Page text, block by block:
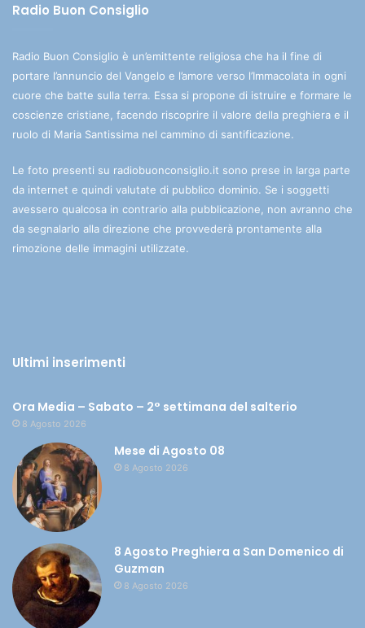
Radio Buon Consiglio
Radio Buon Consiglio è un’emittente religiosa che ha il fine di
portare l’annuncio del Vangelo e l’amore verso l’Immacolata in ogni
cuore che batte sulla terra. Essa si propone di istruire e formare le
coscienze cristiane, facendo riscoprire il valore della preghiera e il
ruolo di Maria Santissima nel cammino di santificazione.
Le foto presenti su radiobuonconsiglio.it sono prese in larga parte
da internet e quindi valutate di pubblico dominio. Se i soggetti
avessero qualcosa in contrario alla pubblicazione, non avranno che
da segnalarlo alla direzione che provvederà prontamente alla
rimozione delle immagini utilizzate.
Ultimi inserimenti
Ora Media – Sabato – 2° settimana del salterio
8 Agosto 2026
Mese di Agosto 08
8 Agosto 2026
8 Agosto Preghiera a San Domenico di
Guzman
8 Agosto 2026